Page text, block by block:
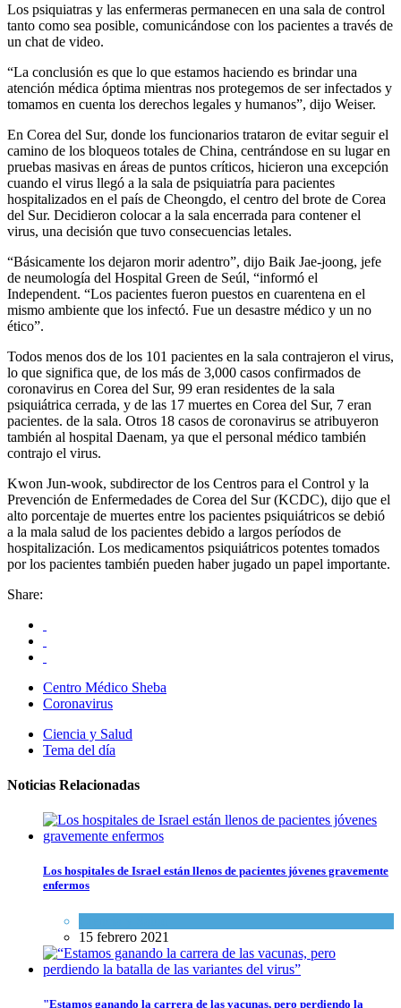
Los psiquiatras y las enfermeras permanecen en una sala de control
tanto como sea posible, comunicándose con los pacientes a través de
un chat de video.
“La conclusión es que lo que estamos haciendo es brindar una
atención médica óptima mientras nos protegemos de ser infectados y
tomamos en cuenta los derechos legales y humanos”, dijo Weiser.
En Corea del Sur, donde los funcionarios trataron de evitar seguir el
camino de los bloqueos totales de China, centrándose en su lugar en
pruebas masivas en áreas de puntos críticos, hicieron una excepción
cuando el virus llegó a la sala de psiquiatría para pacientes
hospitalizados en el país de Cheongdo, el centro del brote de Corea
del Sur. Decidieron colocar a la sala encerrada para contener el
virus, una decisión que tuvo consecuencias letales.
“Básicamente los dejaron morir adentro”, dijo Baik Jae-joong, jefe
de neumología del Hospital Green de Seúl, “informó el
Independent. “Los pacientes fueron puestos en cuarentena en el
mismo ambiente que los infectó. Fue un desastre médico y un no
ético”.
Todos menos dos de los 101 pacientes en la sala contrajeron el virus,
lo que significa que, de los más de 3,000 casos confirmados de
coronavirus en Corea del Sur, 99 eran residentes de la sala
psiquiátrica cerrada, y de las 17 muertes en Corea del Sur, 7 eran
pacientes. de la sala. Otros 18 casos de coronavirus se atribuyeron
también al hospital Daenam, ya que el personal médico también
contrajo el virus.
Kwon Jun-wook, subdirector de los Centros para el Control y la
Prevención de Enfermedades de Corea del Sur (KCDC), dijo que el
alto porcentaje de muertes entre los pacientes psiquiátricos se debió
a la mala salud de los pacientes debido a largos períodos de
hospitalización. Los medicamentos psiquiátricos potentes tomados
por los pacientes también pueden haber jugado un papel importante.
Share:
Centro Médico Sheba
Coronavirus
Ciencia y Salud
Tema del día
Noticias Relacionadas
Los hospitales de Israel están llenos de pacientes jóvenes gravemente
enfermos
15 febrero 2021
"Estamos ganando la carrera de las vacunas, pero perdiendo la